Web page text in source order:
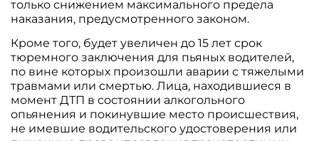
только снижением максимального предела
наказания, предусмотренного законом.
Кроме того, будет увеличен до 15 лет срок
тюремного заключения для пьяных водителей,
по вине которых произошли аварии с тяжелыми
травмами или смертью. Лица, находившиеся в
момент ДТП в состоянии алкогольного
опьянения и покинувшие место происшествия,
не имевшие водительского удостоверения или